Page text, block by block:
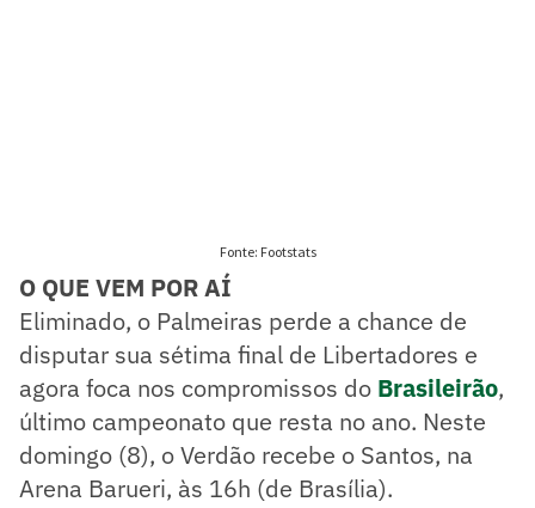
O QUE VEM POR AÍ
Eliminado, o Palmeiras perde a chance de
disputar sua sétima final de Libertadores e
agora foca nos compromissos do Brasileirão,
último campeonato que resta no ano. Neste
domingo (8), o Verdão recebe o Santos, na
Arena Barueri, às 16h (de Brasília).